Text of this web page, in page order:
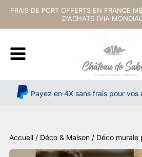
FRAIS DE PORT OFFERTS EN FRANCE
D'ACHATS (VIA
Payez en 4X sans frais pour vos
Accueil / Déco & Maison / Déco murale